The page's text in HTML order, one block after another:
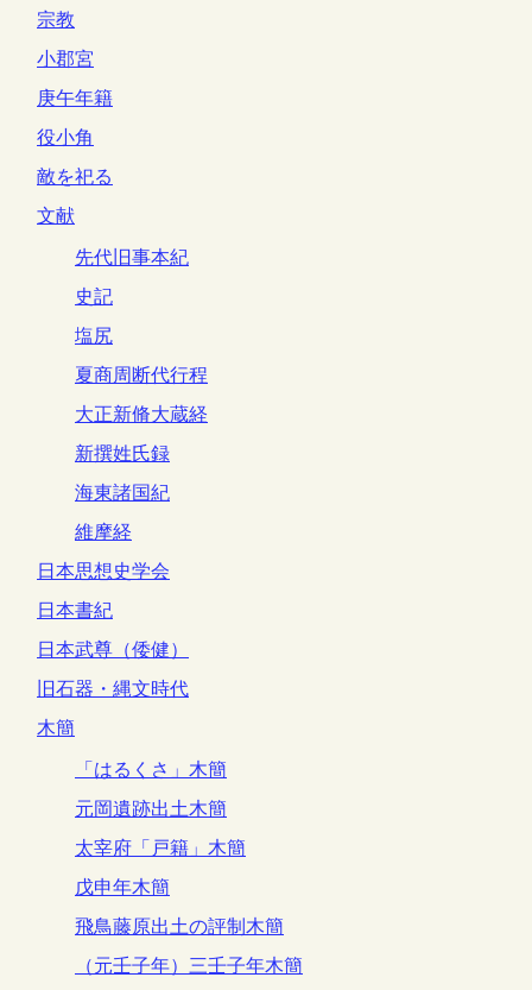
宗教
小郡宮
庚午年籍
役小角
敵を祀る
文献
先代旧事本紀
史記
塩尻
夏商周断代行程
大正新脩大蔵経
新撰姓氏録
海東諸国紀
維摩経
日本思想史学会
日本書紀
日本武尊（倭健）
旧石器・縄文時代
木簡
「はるくさ」木簡
元岡遺跡出土木簡
太宰府「戸籍」木簡
戊申年木簡
飛鳥藤原出土の評制木簡
（元壬子年）三壬子年木簡